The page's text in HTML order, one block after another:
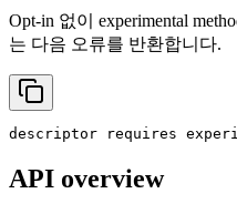
Opt-in 없이 experimental
는 다음 오류를 반환합니다.
API overview